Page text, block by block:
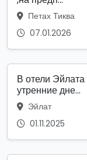
Петах Тиква
07.01.2026
В отели Эйлата
утренние дне...
Эйлат
01.11.2025